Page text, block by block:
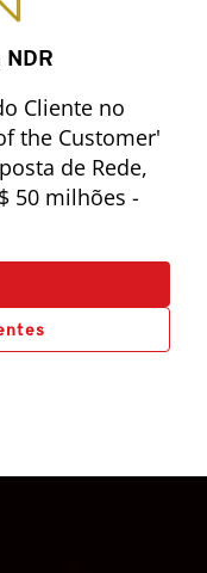
Cliente no
the Customer'
de Rede,
50 milhões -